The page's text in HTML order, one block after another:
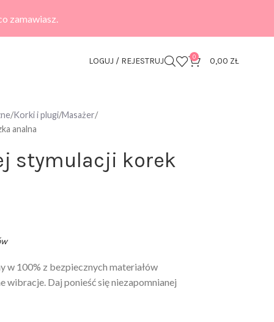
zamawiasz.
LOGUJ / REJESTRUJ 0 0,00 ZŁ
Korki i plugi Masażer
analna
stymulacji korek
w 100% z bezpiecznych materiałów
wibracje. Daj ponieść się niezapomnianej